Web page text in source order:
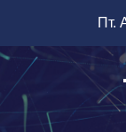
содержимому
Пт.